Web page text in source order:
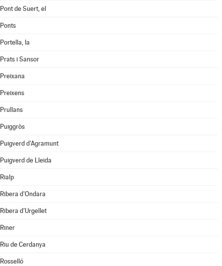
Pont de Suert, el
Ponts
Portella, la
Prats i Sansor
Preixana
Preixens
Prullans
Puiggròs
Puigverd d'Agramunt
Puigverd de Lleida
Rialp
Ribera d'Ondara
Ribera d'Urgellet
Riner
Riu de Cerdanya
Rosselló